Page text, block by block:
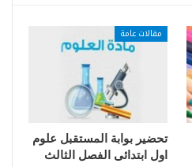
مقالات عامة
تحضير بوابة المستقبل علوم
اول ابتدائى الفصل الثالث